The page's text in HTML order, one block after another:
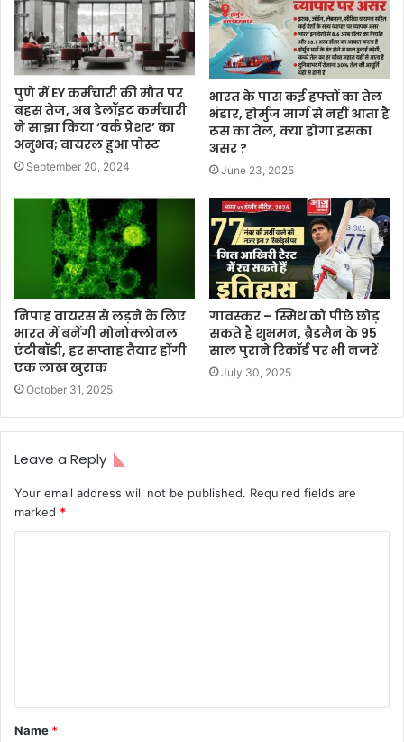
पुणे में EY कर्मचारी की मौत पर
बहस तेज, अब डेलॉइट कर्मचारी
ने साझा किया ‘वर्क प्रेशर’ का
अनुभव; वायरल हुआ पोस्ट
September 20, 2024
भारत के पास कई हफ्तों का तेल
भंडार, होर्मुज मार्ग से नहीं आता है
रूस का तेल, क्या होगा इसका
असर ?
June 23, 2025
निपाह वायरस से लड़ने के लिए
भारत में बनेंगी मोनोक्लोनल
एंटीबॉडी, हर सप्ताह तैयार होंगी
एक लाख खुराक
October 31, 2025
गावस्कर – स्मिथ को पीछे छोड़
सकते हैं शुभमन, ब्रैडमैन के 95
साल पुराने रिकॉर्ड पर भी नजरें
July 30, 2025
Leave a Reply
Your email address will not be published. Required fields are
marked *
t
*
Name *